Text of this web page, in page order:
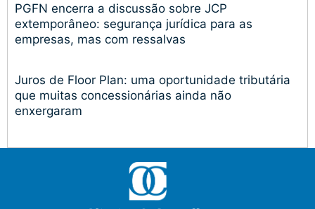
PGFN encerra a discussão sobre JCP
extemporâneo: segurança jurídica para as
empresas, mas com ressalvas
Juros de Floor Plan: uma oportunidade tributária
que muitas concessionárias ainda não
enxergaram